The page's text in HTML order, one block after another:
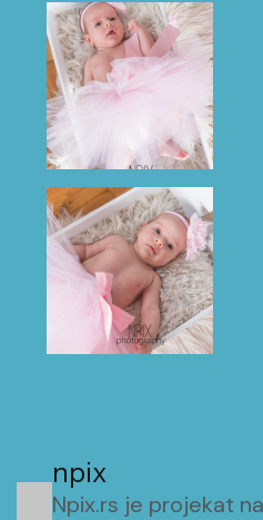
npix
Npix.rs je projekat